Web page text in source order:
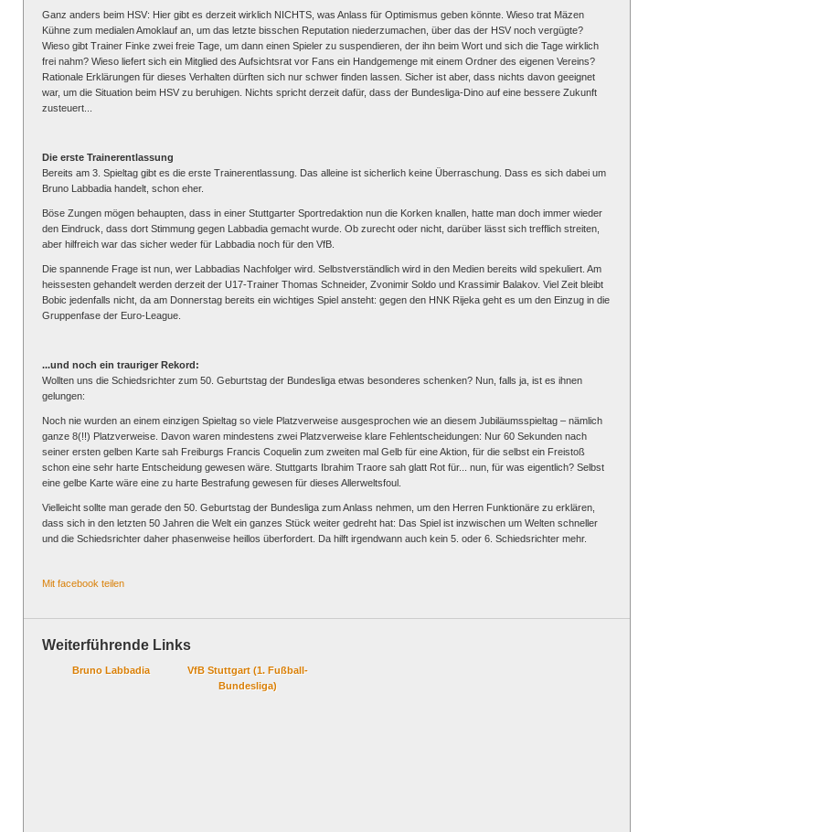
Ganz anders beim HSV: Hier gibt es derzeit wirklich NICHTS, was Anlass für Optimismus geben könnte. Wieso trat Mäzen
Kühne zum medialen Amoklauf an, um das letzte bisschen Reputation niederzumachen, über das der HSV noch vergügte?
Wieso gibt Trainer Finke zwei freie Tage, um dann einen Spieler zu suspendieren, der ihn beim Wort und sich die Tage wirklich
frei nahm? Wieso liefert sich ein Mitglied des Aufsichtsrat vor Fans ein Handgemenge mit einem Ordner des eigenen Vereins?
Rationale Erklärungen für dieses Verhalten dürften sich nur schwer finden lassen. Sicher ist aber, dass nichts davon geeignet
war, um die Situation beim HSV zu beruhigen. Nichts spricht derzeit dafür, dass der Bundesliga-Dino auf eine bessere Zukunft
zusteuert...
Die erste Trainerentlassung
Bereits am 3. Spieltag gibt es die erste Trainerentlassung. Das alleine ist sicherlich keine Überraschung. Dass es sich dabei um
Bruno Labbadia handelt, schon eher.
Böse Zungen mögen behaupten, dass in einer Stuttgarter Sportredaktion nun die Korken knallen, hatte man doch immer wieder
den Eindruck, dass dort Stimmung gegen Labbadia gemacht wurde. Ob zurecht oder nicht, darüber lässt sich trefflich streiten,
aber hilfreich war das sicher weder für Labbadia noch für den VfB.
Die spannende Frage ist nun, wer Labbadias Nachfolger wird. Selbstverständlich wird in den Medien bereits wild spekuliert. Am
heissesten gehandelt werden derzeit der U17-Trainer Thomas Schneider, Zvonimir Soldo und Krassimir Balakov. Viel Zeit bleibt
Bobic jedenfalls nicht, da am Donnerstag bereits ein wichtiges Spiel ansteht: gegen den HNK Rijeka geht es um den Einzug in die
Gruppenfase der Euro-League.
...und noch ein trauriger Rekord:
Wollten uns die Schiedsrichter zum 50. Geburtstag der Bundesliga etwas besonderes schenken? Nun, falls ja, ist es ihnen
gelungen:
Noch nie wurden an einem einzigen Spieltag so viele Platzverweise ausgesprochen wie an diesem Jubiläumsspieltag – nämlich
ganze 8(!!) Platzverweise. Davon waren mindestens zwei Platzverweise klare Fehlentscheidungen: Nur 60 Sekunden nach
seiner ersten gelben Karte sah Freiburgs Francis Coquelin zum zweiten mal Gelb für eine Aktion, für die selbst ein Freistoß
schon eine sehr harte Entscheidung gewesen wäre. Stuttgarts Ibrahim Traore sah glatt Rot für... nun, für was eigentlich? Selbst
eine gelbe Karte wäre eine zu harte Bestrafung gewesen für dieses Allerweltsfoul.
Vielleicht sollte man gerade den 50. Geburtstag der Bundesliga zum Anlass nehmen, um den Herren Funktionäre zu erklären,
dass sich in den letzten 50 Jahren die Welt ein ganzes Stück weiter gedreht hat: Das Spiel ist inzwischen um Welten schneller
und die Schiedsrichter daher phasenweise heillos überfordert. Da hilft irgendwann auch kein 5. oder 6. Schiedsrichter mehr.
Mit facebook teilen
Weiterführende Links
Bruno Labbadia
VfB Stuttgart (1. Fußball-
Bundesliga)